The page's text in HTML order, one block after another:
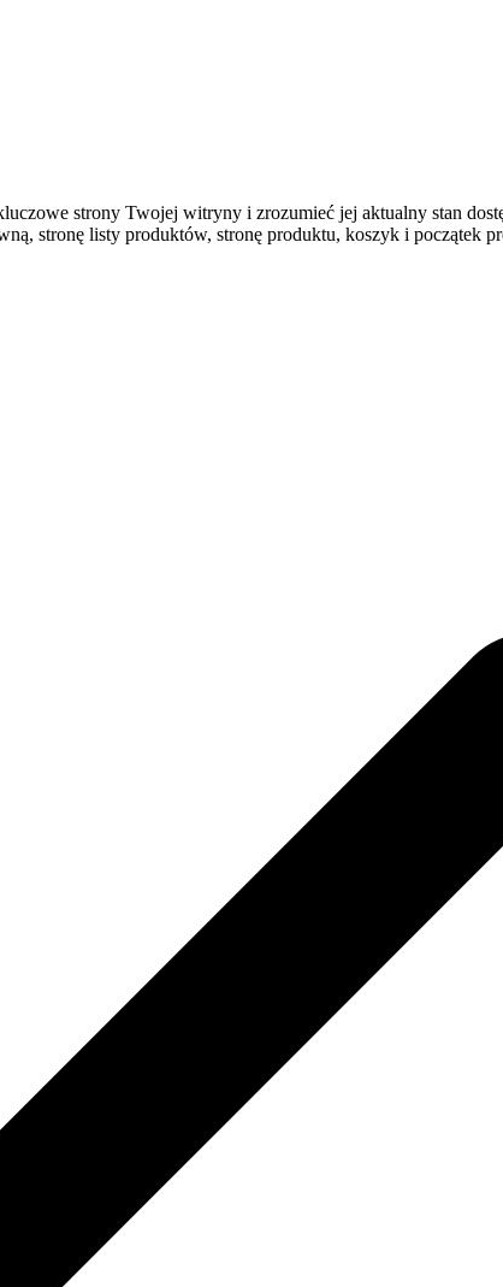
strony Twojej witryny i zrozumieć jej aktualny stan
stronę listy produktów, stronę produktu, koszyk i początek